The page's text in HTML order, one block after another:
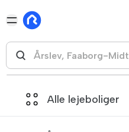
Alle lejeboliger